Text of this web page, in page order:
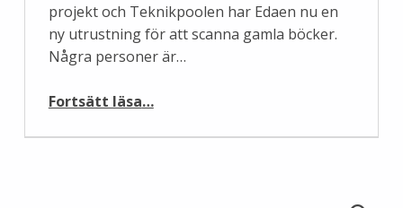
projekt och Teknikpoolen har Edaen nu en
ny utrustning för att scanna gamla böcker.
Några personer är…
Fortsätt läsa…